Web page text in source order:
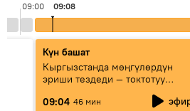
09:00 09:08
Күн башат
Кыргызстанда мөңгүлөрдүн
эриши тездеди — токтотуу
09:04 46 мин